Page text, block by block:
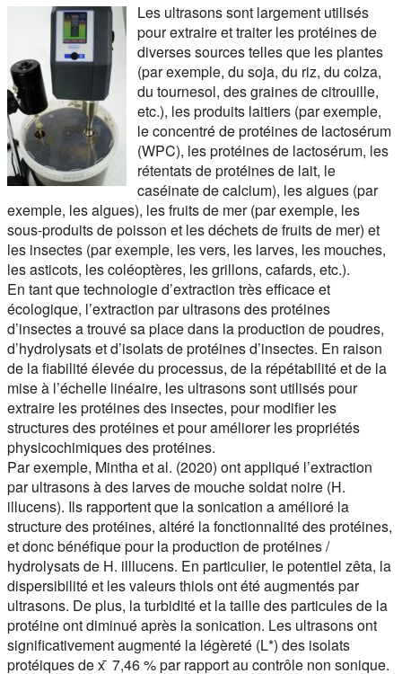
Les ultrasons sont largement utilisés
pour extraire et traiter les protéines de
diverses sources telles que les plantes
(par exemple, du soja, du riz, du colza,
du tournesol, des graines de citrouille,
etc.), les produits laitiers (par exemple,
le concentré de protéines de lactosérum
(WPC), les protéines de lactosérum, les
rétentats de protéines de lait, le
caséinate de calcium), les algues (par
exemple, les algues), les fruits de mer (par exemple, les
sous-produits de poisson et les déchets de fruits de mer) et
les insectes (par exemple, les vers, les larves, les mouches,
les asticots, les coléoptères, les grillons, cafards, etc.).
En tant que technologie d’extraction très efficace et
écologique, l’extraction par ultrasons des protéines
d’insectes a trouvé sa place dans la production de poudres,
d’hydrolysats et d’isolats de protéines d’insectes. En raison
de la fiabilité élevée du processus, de la répétabilité et de la
mise à l’échelle linéaire, les ultrasons sont utilisés pour
extraire les protéines des insectes, pour modifier les
structures des protéines et pour améliorer les propriétés
physicochimiques des protéines.
Par exemple, Mintha et al. (2020) ont appliqué l’extraction
par ultrasons à des larves de mouche soldat noire (H.
illucens). Ils rapportent que la sonication a amélioré la
structure des protéines, altéré la fonctionnalité des protéines,
et donc bénéfique pour la production de protéines /
hydrolysats de H. illlucens. En particulier, le potentiel zêta, la
dispersibilité et les valeurs thiols ont été augmentés par
ultrasons. De plus, la turbidité et la taille des particules de la
protéine ont diminué après la sonication. Les ultrasons ont
significativement augmenté la légèreté (L*) des isolats
protéiques de x ̄ 7,46 % par rapport au contrôle non sonique.